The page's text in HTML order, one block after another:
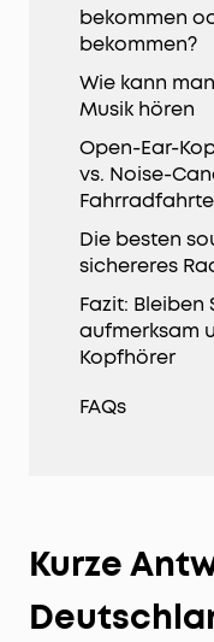
bekommen
bekommen?
Wie kann
Musik hören
Open-Ear-
vs. Noise-
Die besten
sichereres
Fazit: Bleiben
aufmerksam
Kopfhörer
FAQs
Kurze